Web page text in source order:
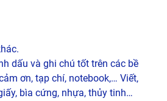
dấu và ghi chú tốt trên các bề
ơn, tạp chí, notebook,… Viết,
bìa cứng, nhựa, thủy tinh…